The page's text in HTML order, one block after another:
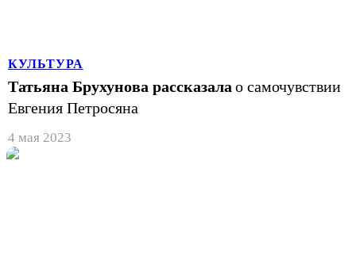
КУЛЬТУРА
Татьяна Брухунова рассказала о самочувствии
Евгения Петросяна
4 мая 2023